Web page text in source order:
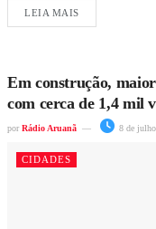
LEIA MAIS
Em construção,
com cerca de 1,4 mil
por Rádio Aruanã 8 de
CIDADES